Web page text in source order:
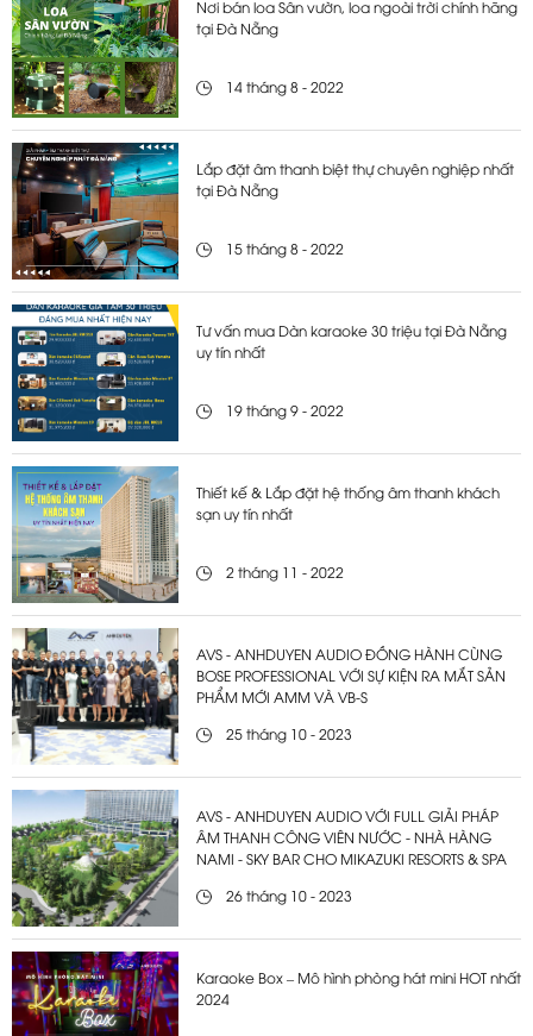
Nơi bán loa Sân vườn, loa ngoài trời chính hãng
tại Đà Nẵng
14 tháng 8 - 2022
Lắp đặt âm thanh biệt thự chuyên nghiệp nhất
tại Đà Nẵng
15 tháng 8 - 2022
Tư vấn mua Dàn karaoke 30 triệu tại Đà Nẵng
uy tín nhất
19 tháng 9 - 2022
Thiết kế & Lắp đặt hệ thống âm thanh khách
sạn uy tín nhất
2 tháng 11 - 2022
AVS - ANHDUYEN AUDIO ĐỒNG HÀNH CÙNG
BOSE PROFESSIONAL VỚI SỰ KIỆN RA MẮT SẢN
PHẨM MỚI AMM VÀ VB-S
25 tháng 10 - 2023
AVS - ANHDUYEN AUDIO VỚI FULL GIẢI PHÁP
ÂM THANH CÔNG VIÊN NƯỚC - NHÀ HÀNG
NAMI - SKY BAR CHO MIKAZUKI RESORTS & SPA
26 tháng 10 - 2023
Karaoke Box – Mô hình phòng hát mini HOT nhất
2024